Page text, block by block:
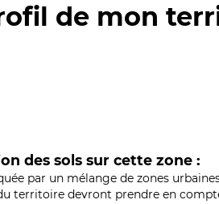
de mon
des sols sur cette zone :
par un mélange de zones
territoire devront prendre en